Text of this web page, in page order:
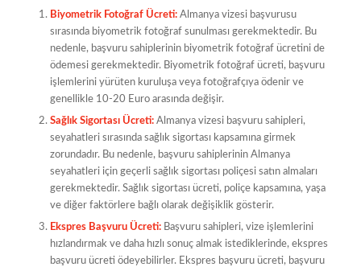
Biyometrik Fotoğraf Ücreti:Almanya vizesi başvurusu
sırasında biyometrik fotoğraf sunulması gerekmektedir. Bu
nedenle, başvuru sahiplerinin biyometrik fotoğraf ücretini de
ödemesi gerekmektedir. Biyometrik fotoğraf ücreti, başvuru
işlemlerini yürüten kuruluşa veya fotoğrafçıya ödenir ve
genellikle 10-20 Euro arasında değişir.
Sağlık Sigortası Ücreti:Almanya vizesi başvuru sahipleri,
seyahatleri sırasında sağlık sigortası kapsamına girmek
zorundadır. Bu nedenle, başvuru sahiplerinin Almanya
seyahatleri için geçerli sağlık sigortası poliçesi satın almaları
gerekmektedir. Sağlık sigortası ücreti, poliçe kapsamına, yaşa
ve diğer faktörlere bağlı olarak değişiklik gösterir.
Ekspres Başvuru Ücreti:Başvuru sahipleri, vize işlemlerini
hızlandırmak ve daha hızlı sonuç almak istediklerinde, ekspres
başvuru ücreti ödeyebilirler. Ekspres başvuru ücreti, başvuru